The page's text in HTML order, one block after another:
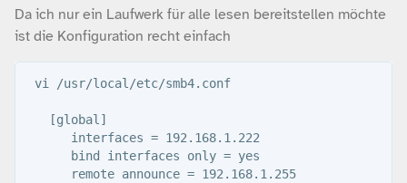
Da ich nur ein Laufwerk für alle lesen bereitstellen möchte
ist die Konfiguration recht einfach
vi /usr/local/etc/smb4.conf
   [global]
      interfaces = 192.168.1.222
      bind interfaces only = yes
      remote announce = 192.168.1.255